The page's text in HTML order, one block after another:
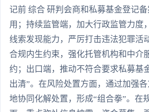
记前 综合 研判会商和私募基金登记
用；持续监管端，加大行政监管力度
线索发现能力，严厉打击违法犯罪活
合规内生约束，强化托管机构和中介
约；出口端，推动不符合要求私募基
出清”。在风险处置方面，通过加强
地协同化解处置，形成“组合拳”。在